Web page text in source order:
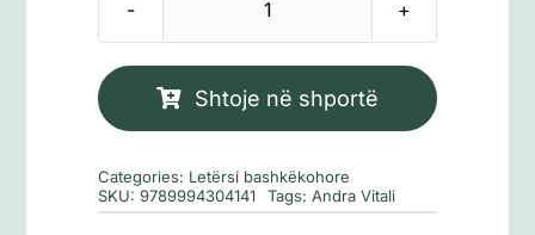
Sasi
e
Shtoje në shportë
Categories: Letërsi bashkëkohore
SKU:9789994304141 Tags:Andra Vitali